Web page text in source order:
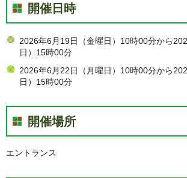
開催日時
2026年6月19日（金曜日）10時00分から
日）15時00分
2026年6月22日（月曜日）10時00分から
日）15時00分
開催場所
エントランス